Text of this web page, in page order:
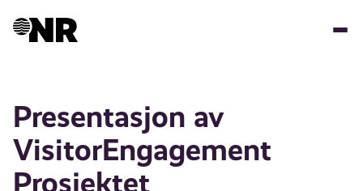
Presentasjon av
VisitorEngagement
Prosjektet